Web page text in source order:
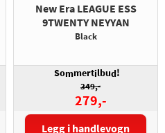
New Era LEAGUE ESS
9TWENTY NEYYAN
Black
Sommertilbud!
349,-
279,-
Legg i handlevogn